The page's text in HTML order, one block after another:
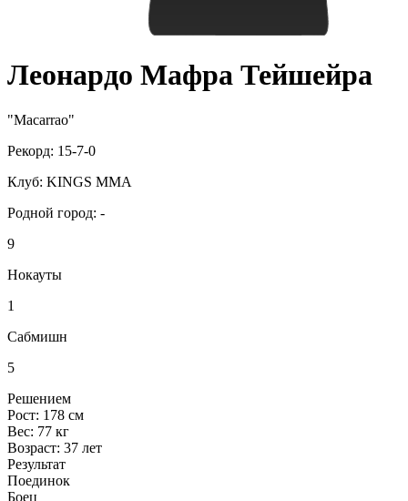
Леонардо Мафра Тейшейра
"Macarrao"
Рекорд: 15-7-0
Клуб: KINGS MMA
Родной город: -
9
Нокауты
1
Сабмишн
5
Решением
Рост: 178 см
Вес: 77 кг
Возраст: 37 лет
Результат
Поединок
Боец